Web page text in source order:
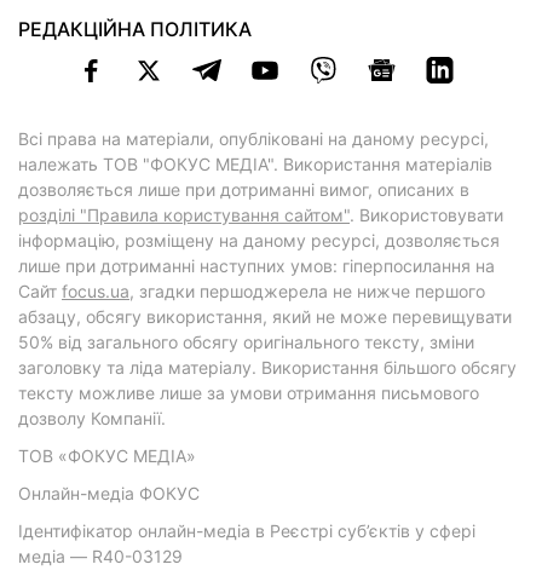
РЕДАКЦІЙНА ПОЛІТИКА
Всі права на матеріали, опубліковані на даному ресурсі,
належать ТОВ "ФОКУС МЕДІА". Використання матеріалів
дозволяється лише при дотриманні вимог, описаних в
розділі "Правила користування сайтом". Використовувати
інформацію, розміщену на даному ресурсі, дозволяється
лише при дотриманні наступних умов: гіперпосилання на
Cайт focus.ua, згадки першоджерела не нижче першого
абзацу, обсягу використання, який не може перевищувати
50% від загального обсягу оригінального тексту, зміни
заголовку та ліда матеріалу. Використання більшого обсягу
тексту можливе лише за умови отримання письмового
дозволу Компанії.
ТОВ «ФОКУС МЕДІА»
Онлайн-медіа ФОКУС
Ідентифікатор онлайн-медіа в Реєстрі суб’єктів у сфері
медіа — R40-03129